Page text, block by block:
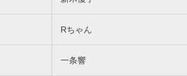
Rちゃん
一条響